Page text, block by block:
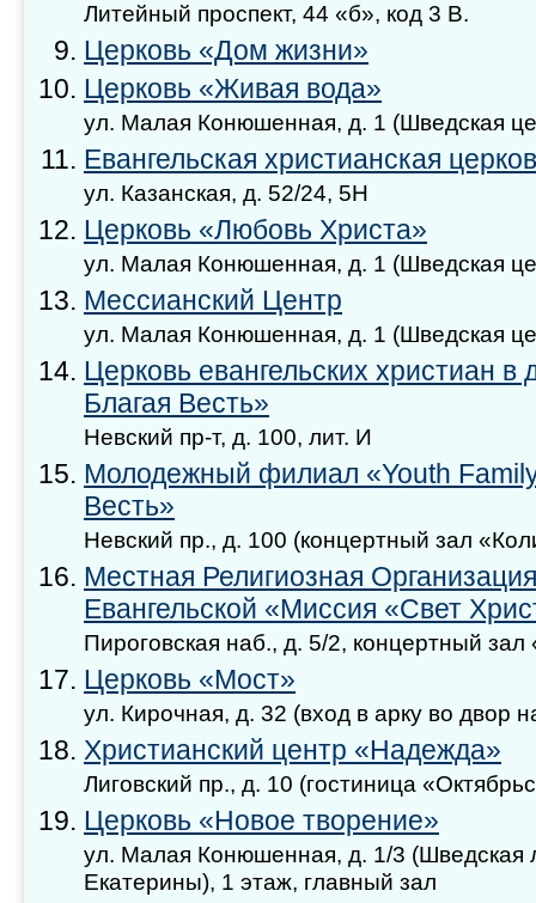
Литейный проспект, 44 «б», код 3 В.
Церковь «Дом жизни»
Церковь «Живая вода»
ул. Малая Конюшенная, д. 1 (Шведская
Евангельская христианская
ул. Казанская, д. 52/24, 5Н
Церковь «Любовь Христа»
ул. Малая Конюшенная, д. 1 (Шведская
Мессианский Центр
ул. Малая Конюшенная, д. 1 (Шведская
Церковь евангельских христиан
Благая Весть»
Невский пр-т, д. 100, лит. И
Молодежный филиал «Youth
Весть»
Невский пр., д. 100 (концертный зал
Местная Религиозная
Евангельской «Миссия «Свет
Пироговская наб., д. 5/2, концертный
Церковь «Мост»
ул. Кирочная, д. 32 (вход в арку во двор
Христианский центр «Надежда»
Лиговский пр., д. 10 (гостиница
Церковь «Новое творение»
ул. Малая Конюшенная, д. 1/3 (Шведская
Екатерины), 1 этаж, главный зал